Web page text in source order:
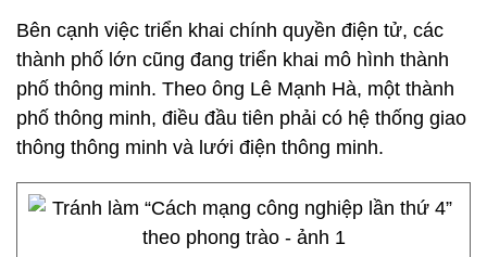
Bên cạnh việc triển khai chính quyền điện tử, các
thành phố lớn cũng đang triển khai mô hình thành
phố thông minh. Theo ông Lê Mạnh Hà, một thành
phố thông minh, điều đầu tiên phải có hệ thống giao
thông thông minh và lưới điện thông minh.